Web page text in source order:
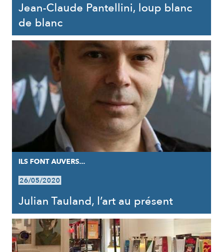
Jean-Claude Pantellini, loup blanc
de blanc
ILS FONT AUVERS...
26/05/2020
Julian Tauland, l’art au présent